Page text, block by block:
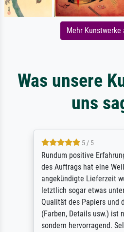
Mehr Kunstwerke
Was unsere
uns
5 / 5
Rundum positive
des Auftrags hat eine
angekündigte Lieferzeit
letztlich sogar etwas
Qualität des Papiers und
(Farben, Details usw.) ist
sondern hervorragend.